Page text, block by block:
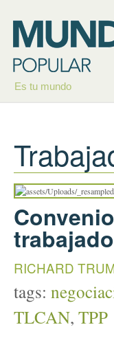
Es tu mundo
RICHARD
tags:
TLCAN, TPP